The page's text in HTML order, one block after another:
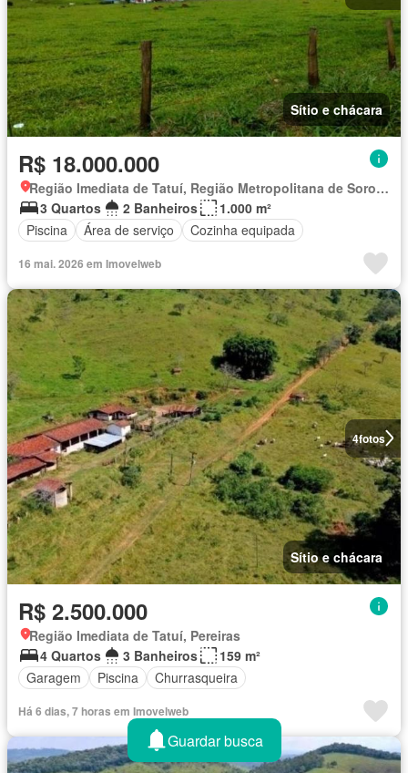
Sítio e chácara
R$ 18.000.000
Região Imediata de Tatuí, Região Metropolitana de Sorocaba
3 Quartos
2 Banheiros
1.000 m²
Piscina
Área de serviço Cozinha equipada
16 mai. 2026 em Imovelweb
4fotos
Sítio e chácara
R$ 2.500.000
Região Imediata de Tatuí, Pereiras
4 Quartos
3 Banheiros
159 m²
Garagem
Piscina Churrasqueira
Há 6 dias, 7 horas em Imovelweb
Guardar busca